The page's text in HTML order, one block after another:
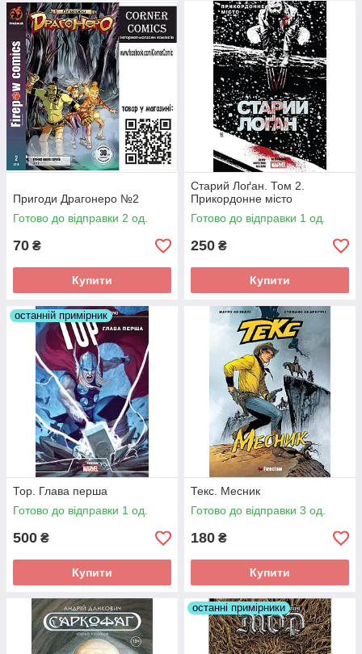
Пригоди Драгонеро №2
Готово до відправки 2 од.
70 ₴
Купити
Старий Лоґан. Том 2.
Прикордонне місто
Готово до відправки 1 од.
250 ₴
Купити
останній примірник
Тор. Глава перша
Готово до відправки 1 од.
500 ₴
Купити
Текс. Месник
Готово до відправки 3 од.
180 ₴
Купити
останні примірники